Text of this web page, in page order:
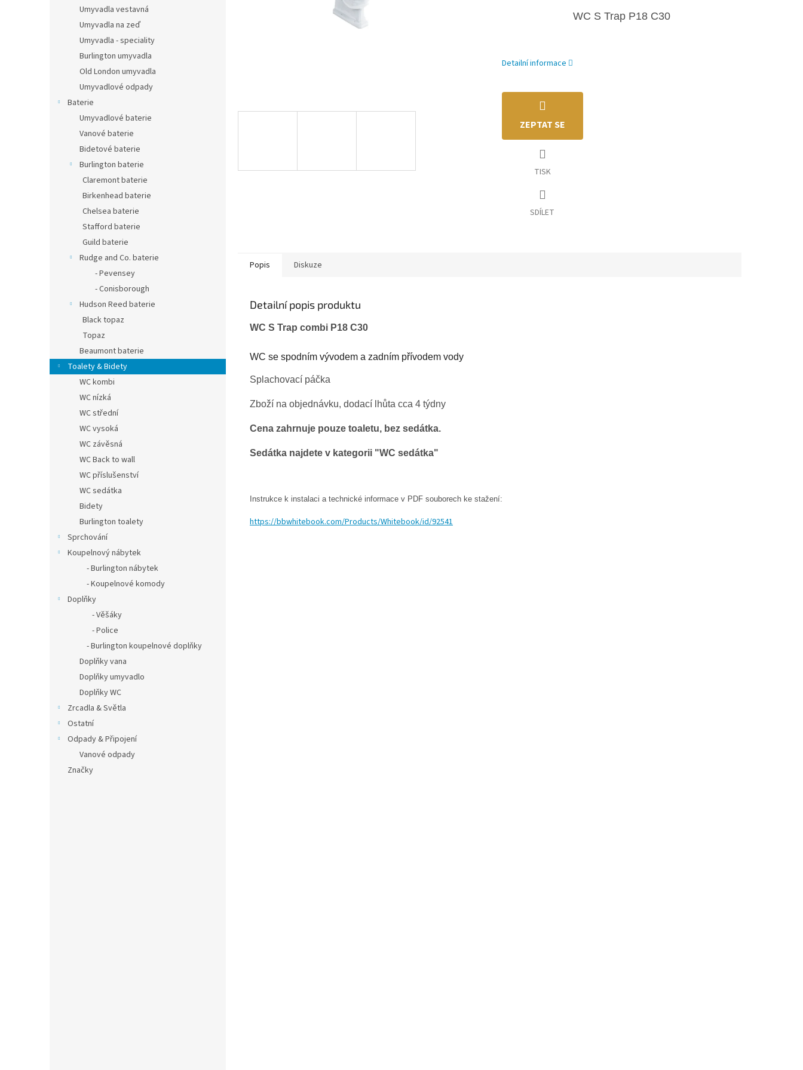
Umyvadla vestavná
Umyvadla na zeď
Umyvadla - speciality
Burlington umyvadla
Old London umyvadla
Umyvadlové odpady
Baterie
Umyvadlové baterie
Vanové baterie
Bidetové baterie
Burlington baterie
Claremont baterie
Birkenhead baterie
Chelsea baterie
Stafford baterie
Guild baterie
Rudge and Co. baterie
- Pevensey
- Conisborough
Hudson Reed baterie
Black topaz
Topaz
Beaumont baterie
Toalety & Bidety
WC kombi
WC nízká
WC střední
WC vysoká
WC závěsná
WC Back to wall
WC příslušenství
WC sedátka
Bidety
Burlington toalety
Sprchování
Koupelnový nábytek
- Burlington nábytek
- Koupelnové komody
Doplňky
- Věšáky
- Police
- Burlington koupelnové doplňky
Doplňky vana
Doplňky umyvadlo
Doplňky WC
Zrcadla & Světla
Ostatní
Odpady & Připojení
Vanové odpady
Značky
WC S Trap P18 C30
Detailní informace
TISK
ZEPTAT SE
SDÍLET
Popis Diskuze
Detailní popis produktu
WC S Trap combi P18 C30
WC se spodním vývodem a zadním přívodem vody
Splachovací páčka
Zboží na objednávku, dodací lhůta cca 4 týdny
Cena zahrnuje pouze toaletu, bez sedátka.
Sedátka najdete v kategorii "WC sedátka"
Instrukce k instalaci a technické informace v PDF souborech ke stažení:
https://bbwhitebook.com/Products/Whitebook/id/92541